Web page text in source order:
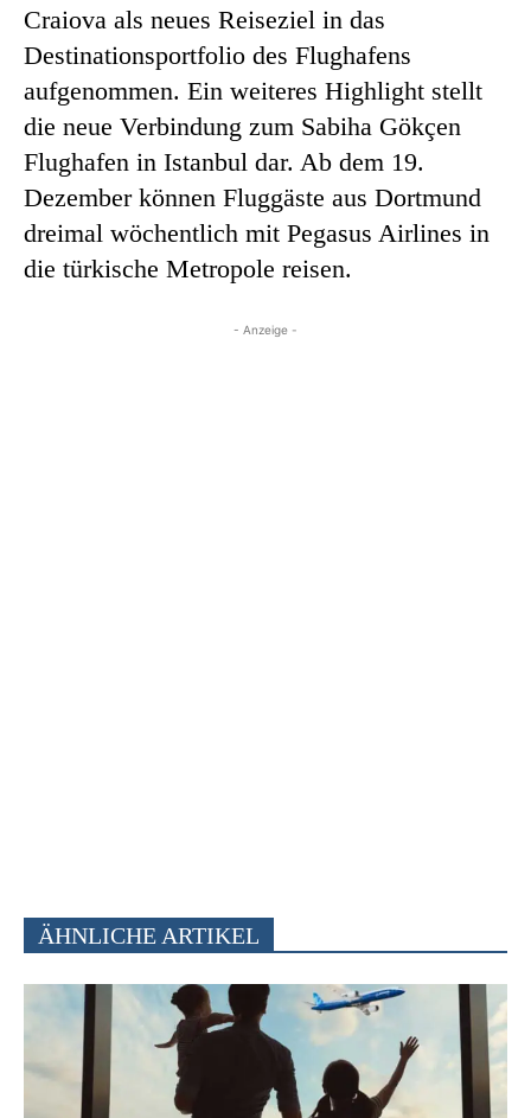
Craiova als neues Reiseziel in das
Destinationsportfolio des Flughafens
aufgenommen. Ein weiteres Highlight stellt
die neue Verbindung zum Sabiha Gökçen
Flughafen in Istanbul dar. Ab dem 19.
Dezember können Fluggäste aus Dortmund
dreimal wöchentlich mit Pegasus Airlines in
die türkische Metropole reisen.
- Anzeige -
ÄHNLICHE ARTIKEL